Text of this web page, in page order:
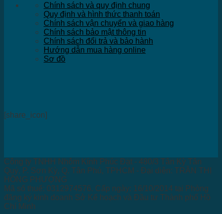
Chính sách và quy định chung
Quy định và hình thức thanh toán
Chính sách vận chuyển và giao hàng
Chính sách bảo mật thông tin
Chính sách đổi trả và bảo hành
Hướng dẫn mua hàng online
Sơ đồ
[share_icon]
Công ty TNHH Nhôm Kính Phúc Đạt - 480/3 Tân Kỳ Tân
Quý, P. Sơn Kỳ, Q. Tân Phú, TPHCM - Đại diện: TRẦN THỊ
HỒNG PHƯỢNG
Mã số thuế: 0312974576. Cấp ngày: 16/10/2014 tại Phòng
đăng ký kinh doanh Sở Kế hoạch và Đầu tư Thành phố Hồ
Chí Minh